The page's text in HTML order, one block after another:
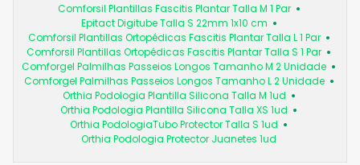
Comforsil Plantillas Fascitis Plantar Talla M 1 Par
Epitact Digitube Talla S 22mm 1x10 cm
Comforsil Plantillas Ortopédicas Fascitis Plantar Talla L 1 Par
Comforsil Plantillas Ortopédicas Fascitis Plantar Talla S 1 Par
Comforgel Palmilhas Passeios Longos Tamanho M 2 Unidade
Comforgel Palmilhas Passeios Longos Tamanho L 2 Unidade
Orthia Podologia Plantilla Silicona Talla M 1ud
Orthia Podologia Plantilla Silicona Talla XS 1ud
Orthia PodologiaTubo Protector Talla S 1ud
Orthia Podologia Protector Juanetes 1ud